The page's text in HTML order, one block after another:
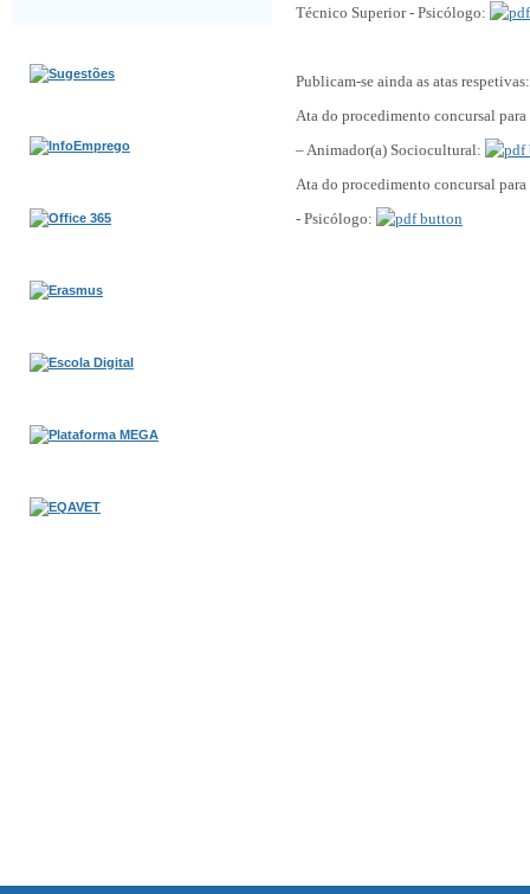
Técnico Superior - Psicólogo:
Publicam-se ainda as atas respetivas:
Ata do procedimento concursal
– Animador(a) Sociocultural:
Ata do procedimento concursal para
- Psicólogo: